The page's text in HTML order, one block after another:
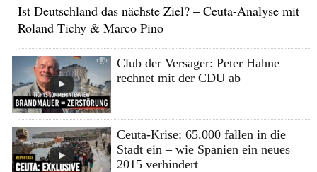
Ist Deutschland das nächste Ziel? – Ceuta-Analyse mit
Roland Tichy & Marco Pino
Club der Versager: Peter Hahne
rechnet mit der CDU ab
Ceuta-Krise: 65.000 fallen in die
Stadt ein – wie Spanien ein neues
2015 verhindert